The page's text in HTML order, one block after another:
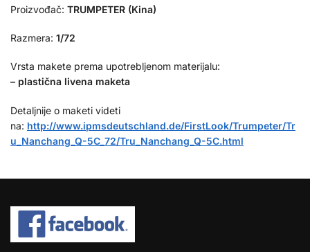
Proizvođač: TRUMPETER (Kina)
Razmera: 1/72
Vrsta makete prema upotrebljenom materijalu:
– plastična livena maketa
Detaljnije o maketi videti
na: http://www.ipmsdeutschland.de/FirstLook/Trumpeter/Tr
u_Nanchang_Q-5C_72/Tru_Nanchang_Q-5C.html